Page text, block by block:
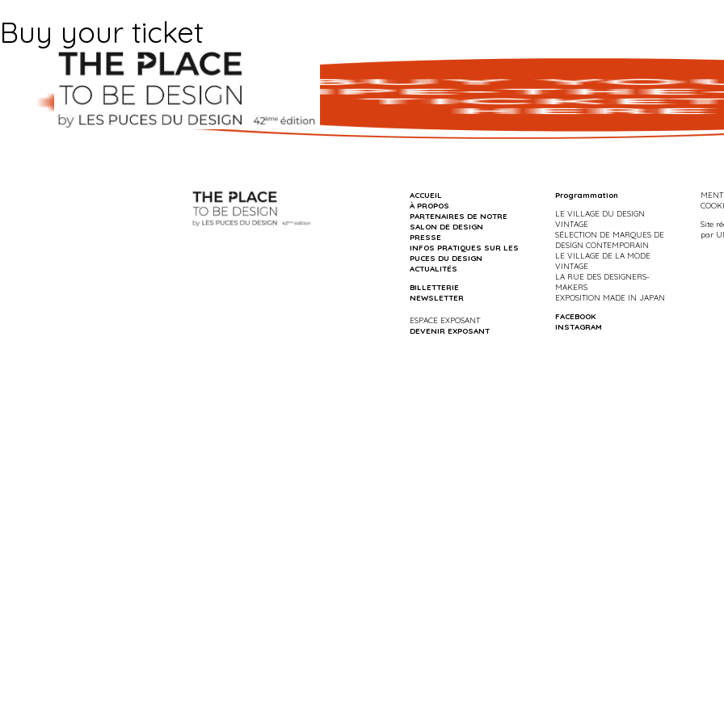
Buy your ticket
ACCUEIL
À PROPOS
PARTENAIRES DE NOTRE
SALON DE DESIGN
PRESSE
INFOS PRATIQUES SUR LES
PUCES DU DESIGN
ACTUALITÉS
BILLETTERIE
NEWSLETTER
ESPACE EXPOSANT
DEVENIR EXPOSANT
Programmation
LE VILLAGE DU DESIGN
VINTAGE
SÉLECTION DE MARQUES DE
DESIGN CONTEMPORAIN
LE VILLAGE DE LA MODE
VINTAGE
LA RUE DES DESIGNERS-
MAKERS
EXPOSITION MADE IN JAPAN
FACEBOOK
INSTAGRAM
Site
par